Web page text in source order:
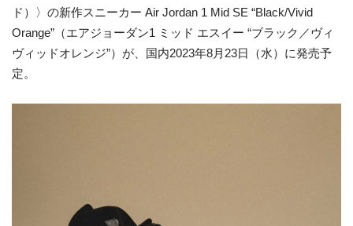
ド）〉の新作スニーカー Air Jordan 1 Mid SE “Black/Vivid
Orange”（エアジョーダン1 ミッド エスイー “ブラック／ヴィ
ヴィッドオレンジ”）が、国内2023年8月23日（水）に発売予
定。